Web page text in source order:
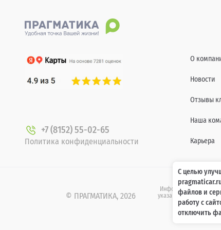
+7 (8152) 55-02-65
Политика конфиденциальности
О
Новости
Отзывы
Наша
Карьера
© ПРАГМАТИКА, 2026
Информация о
указанных на сайте
437
С целью
файлов и
работу с
отключить